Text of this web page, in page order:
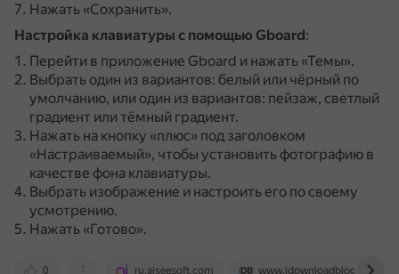
Нажать «Сохранить».
Настройка клавиатуры с помощью Gboard:
Перейти в приложение Gboard и нажать «Темы».
Выбрать один из вариантов: белый или чёрный по
умолчанию, или один из вариантов: пейзаж, светлый
градиент или тёмный градиент.
Нажать на кнопку «плюс» под заголовком
«Настраиваемый», чтобы установить фотографию в
качестве фона клавиатуры.
Выбрать изображение и настроить его по своему
усмотрению.
Нажать «Готово».
0 ru.aiseesoft.com www.idownloadblog.com